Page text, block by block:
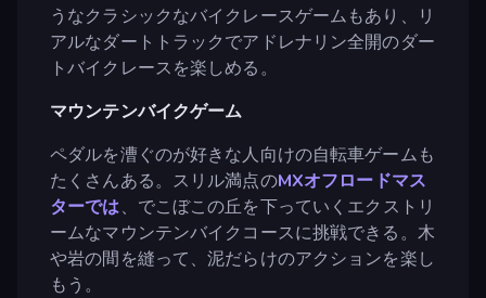
うなクラシックなバイクレースゲームもあり、リ
アルなダートトラックでアドレナリン全開のダー
トバイクレースを楽しめる。
マウンテンバイクゲーム
ペダルを漕ぐのが好きな人向けの自転車ゲームも
たくさんある。スリル満点のMXオフロードマス
ターでは、でこぼこの丘を下っていくエクストリ
ームなマウンテンバイクコースに挑戦できる。木
や岩の間を縫って、泥だらけのアクションを楽し
もう。